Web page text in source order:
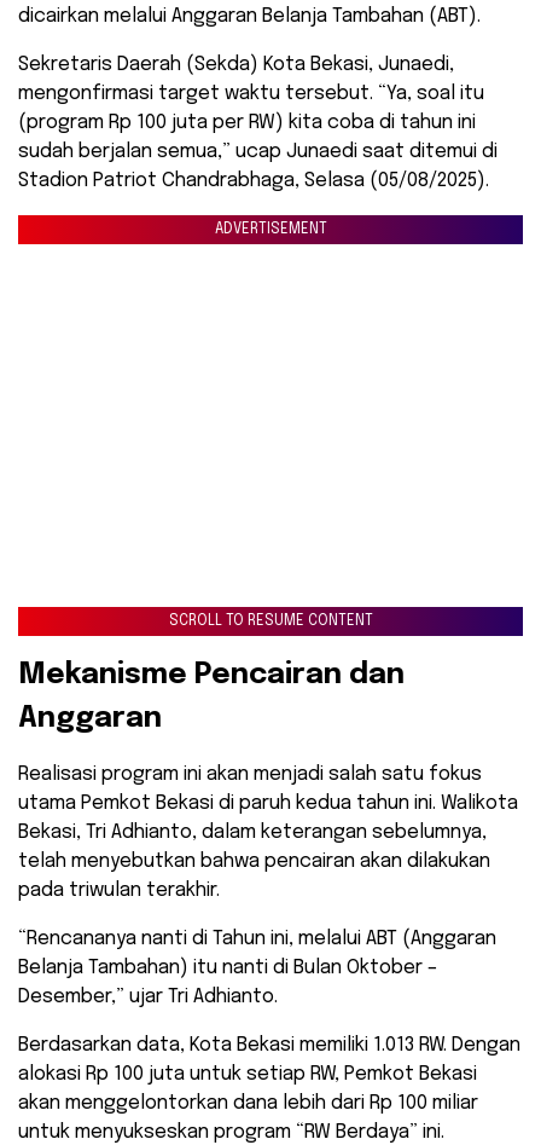
dicairkan melalui Anggaran Belanja Tambahan (ABT).
Sekretaris Daerah (Sekda) Kota Bekasi, Junaedi,
mengonfirmasi target waktu tersebut. “Ya, soal itu
(program Rp 100 juta per RW) kita coba di tahun ini
sudah berjalan semua,” ucap Junaedi saat ditemui di
Stadion Patriot Chandrabhaga, Selasa (05/08/2025).
ADVERTISEMENT
SCROLL TO RESUME CONTENT
Mekanisme Pencairan dan
Anggaran
Realisasi program ini akan menjadi salah satu fokus
utama Pemkot Bekasi di paruh kedua tahun ini. Walikota
Bekasi, Tri Adhianto, dalam keterangan sebelumnya,
telah menyebutkan bahwa pencairan akan dilakukan
pada triwulan terakhir.
“Rencananya nanti di Tahun ini, melalui ABT (Anggaran
Belanja Tambahan) itu nanti di Bulan Oktober –
Desember,” ujar Tri Adhianto.
Berdasarkan data, Kota Bekasi memiliki 1.013 RW. Dengan
alokasi Rp 100 juta untuk setiap RW, Pemkot Bekasi
akan menggelontorkan dana lebih dari Rp 100 miliar
untuk menyukseskan program “RW Berdaya” ini.